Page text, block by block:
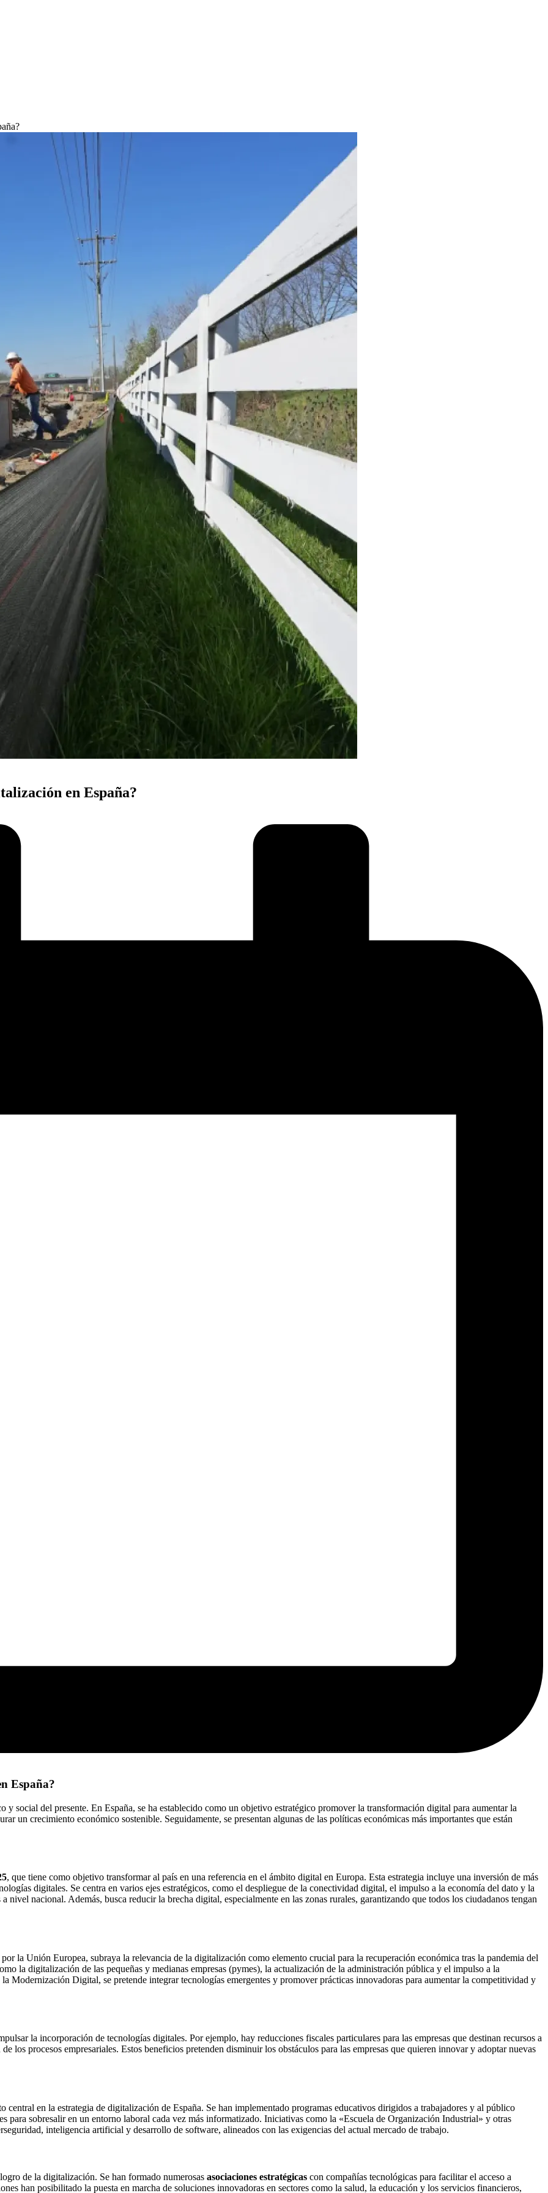
en España?
España?
y social del presente. En España, se ha establecido como un objetivo estratégico promover la transformación digital para aumentar la
un crecimiento económico sostenible. Seguidamente, se presentan algunas de las políticas económicas más importantes que están
, que tiene como objetivo transformar al país en una referencia en el ámbito digital en Europa. Esta estrategia incluye una inversión de más
digitales. Se centra en varios ejes estratégicos, como el despliegue de la conectividad digital, el impulso a la economía del dato y la
nacional. Además, busca reducir la brecha digital, especialmente en las zonas rurales, garantizando que todos los ciudadanos tengan
por la Unión Europea, subraya la relevancia de la digitalización como elemento crucial para la recuperación económica tras la pandemia del
la digitalización de las pequeñas y medianas empresas (pymes), la actualización de la administración pública y el impulso a la
Modernización Digital, se pretende integrar tecnologías emergentes y promover prácticas innovadoras para aumentar la competitividad y
la incorporación de tecnologías digitales. Por ejemplo, hay reducciones fiscales particulares para las empresas que destinan recursos a
los procesos empresariales. Estos beneficios pretenden disminuir los obstáculos para las empresas que quieren innovar y adoptar nuevas
central en la estrategia de digitalización de España. Se han implementado programas educativos dirigidos a trabajadores y al público
para sobresalir en un entorno laboral cada vez más informatizado. Iniciativas como la «Escuela de Organización Industrial» y otras
inteligencia artificial y desarrollo de software, alineados con las exigencias del actual mercado de trabajo.
de la digitalización. Se han formado numerosas asociaciones estratégicas con compañías tecnológicas para facilitar el acceso a
han posibilitado la puesta en marcha de soluciones innovadoras en sectores como la salud, la educación y los servicios financieros,